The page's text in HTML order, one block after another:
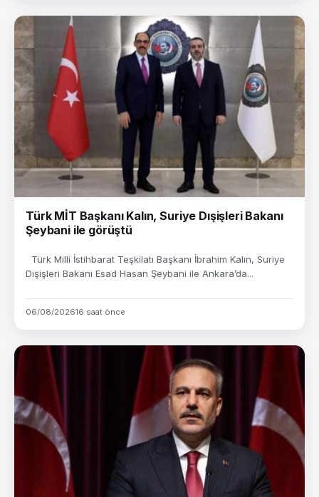
Türk MİT Başkanı Kalın, Suriye Dışişleri Bakanı
Şeybani ile görüştü
Türk Milli İstihbarat Teşkilatı Başkanı İbrahim Kalın, Suriye
Dışişleri Bakanı Esad Hasan Şeybani ile Ankara’da...
06/08/202616 saat önce